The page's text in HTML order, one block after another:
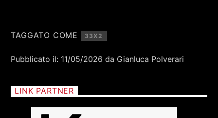
TAGGATO COME 33X2
Pubblicato il: 11/05/2026 da Gianluca Polverari
LINK PARTNER